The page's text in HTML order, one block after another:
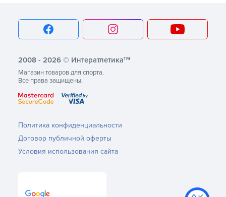
2008 - 2026 © Интератлетикатм
Магазин товаров для спорта.
Все права защищены.
Политика конфиденциальности
Договор публичной оферты
Условия использования сайта